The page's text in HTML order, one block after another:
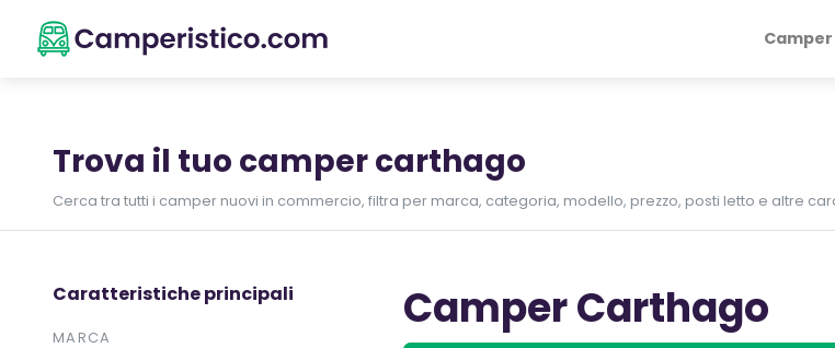
Trova il tuo camper carthago
Cerca tra tutti i camper nuovi in commercio, filtra per marca, categoria, modello, prezzo, posti letto e altre
Caratteristiche principali
MARCA
Camper Carthago